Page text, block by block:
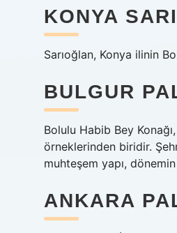
KONYA
Sarıoğlan, Konya ilinin
BULGUR
Bolulu Habib Bey
örneklerinden biridir.
muhteşem yapı,
ANKARA